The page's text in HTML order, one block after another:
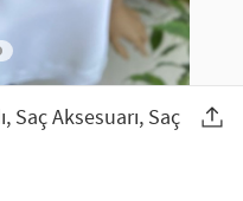
Saç Aksesuarı, Saç